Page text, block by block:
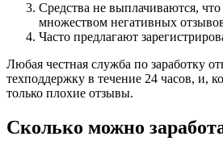
Средства не выплачиваются, что
множеством негативных
Часто предлагают
Любая честная служба по заработку
техподдержку в течение 24 часов, и,
только плохие отзывы.
Сколько можно